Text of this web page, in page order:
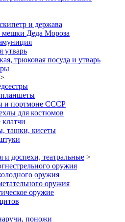
и держава
Деда Мороза
утварь
трюковая посуда и утварь
>
и портмоне СССР
для костюмов
ташки, кисеты
доспехи, театральные >
оружия
оружия
оружия
оружие
поножи